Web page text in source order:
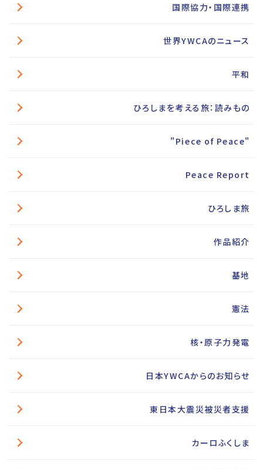
国際協力・国際連携
世界YWCAのニュース
平和
ひろしまを考える旅：読みもの
"Piece of Peace"
Peace Report
ひろしま旅
作品紹介
基地
憲法
核・原子力発電
日本YWCAからのお知らせ
東日本大震災被災者支援
カーロふくしま